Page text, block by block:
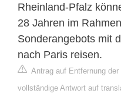
Rheinland-Pfalz
28 Jahren im
Sonderangebots mit
nach Paris reisen.
Antrag auf Entfernung der
vollständige Antwort auf